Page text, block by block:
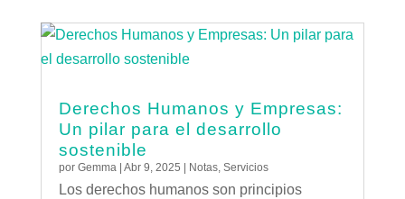
Derechos Humanos y Empresas:
Un pilar para el desarrollo
sostenible
por Gemma| Abr 9, 2025 Notas, Servicios
Los derechos humanos son principios